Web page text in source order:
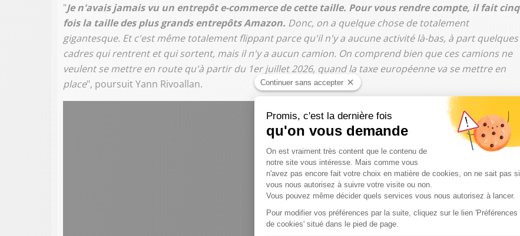
"Je n'avais jamais vu un entrepôt e-commerce de cette taille. Pour vous rendre compte, il fait cinq
fois la taille des plus grands entrepôts Amazon. Donc, on a quelque chose de totalement
gigantesque. Et c'est même totalement flippant parce qu'il n'y a aucune activité là-bas, à part quelques
cadres qui rentrent et qui sortent, mais il n'y a aucun camion. On comprend bien que ces camions ne
veulent se mettre en route qu'à partir du 1er juillet 2026, quand la taxe européenne va se mettre en
place", poursuit Yann Rivoallan.